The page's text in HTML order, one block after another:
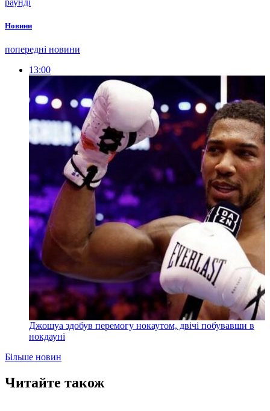
Новини
попередні новини
13:00
Джошуа здобув перемогу нокаутом, двічі побувавши в
нокдауні
Більше новин
Читайте також